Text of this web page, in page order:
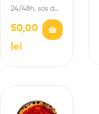
24/48h, sos de
Marzano,
mozzarella de
bivoliță D.O.P,
50,00
lei